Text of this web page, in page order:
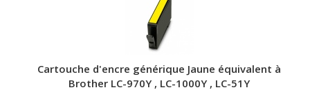
Cartouche d'encre générique Jaune équivalent à
Brother LC-970Y , LC-1000Y , LC-51Y